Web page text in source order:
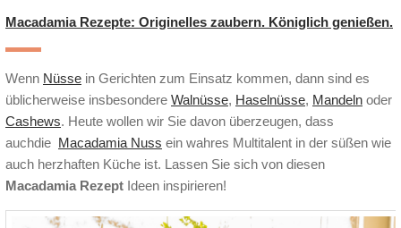
Macadamia Rezepte: Originelles zaubern. Königlich genießen.
Wenn Nüsse in Gerichten zum Einsatz kommen, dann sind es
üblicherweise insbesondere Walnüsse, Haselnüsse, Mandeln oder
Cashews. Heute wollen wir Sie davon überzeugen, dass
auchdie Macadamia Nuss ein wahres Multitalent in der süßen wie
auch herzhaften Küche ist. Lassen Sie sich von diesen
Macadamia Rezept Ideen inspirieren!